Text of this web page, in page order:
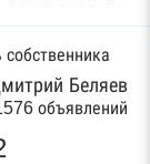
Беляев
объявлений